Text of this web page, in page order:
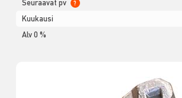
Seuraavat pv ?
Kuukausi
Alv 0 %